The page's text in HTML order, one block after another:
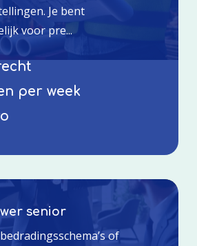
Je bent
voor pre...
per week
senior
of